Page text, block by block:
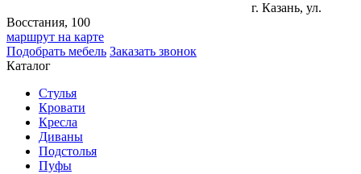
г. Казань, ул.
Восстания, 100
маршрут на карте
Подобрать мебель Заказать звонок
Каталог
Стулья
Кровати
Кресла
Диваны
Подстолья
Пуфы